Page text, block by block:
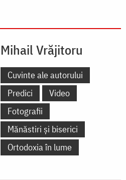
Mihail Vrăjitoru
Cuvinte ale autorului
Predici
Video
Fotografii
Mănăstiri și biserici
Ortodoxia în lume